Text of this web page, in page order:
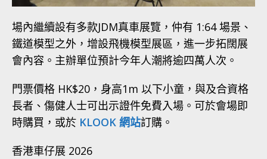
場內繼續設有多款JDM真車展覽，仲有 1:64 場景、
鐵道模型之外，增設飛機模型展區，進一步拓闊展
會內容。主辦單位預計今年人潮將逾四萬人次。
門票價格 HK$20，身高1m 以下小童，與及合資格
長者、傷健人士可出示證件免費入場。可於會場即
時購買，或於 KLOOK 網站訂購。
香港車仔展 2026